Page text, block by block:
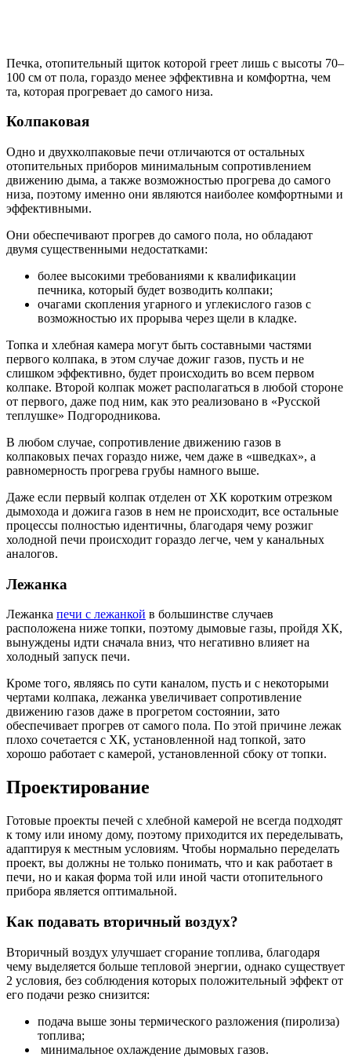
Печка, отопительный щиток которой греет лишь с высоты 70–
100 см от пола, гораздо менее эффективна и комфортна, чем
та, которая прогревает до самого низа.
Колпаковая
Одно и двухколпаковые печи отличаются от остальных
отопительных приборов минимальным сопротивлением
движению дыма, а также возможностью прогрева до самого
низа, поэтому именно они являются наиболее комфортными и
эффективными.
Они обеспечивают прогрев до самого пола, но обладают
двумя существенными недостатками:
более высокими требованиями к квалификации
печника, который будет возводить колпаки;
очагами скопления угарного и углекислого газов с
возможностью их прорыва через щели в кладке.
Топка и хлебная камера могут быть составными частями
первого колпака, в этом случае дожиг газов, пусть и не
слишком эффективно, будет происходить во всем первом
колпаке. Второй колпак может располагаться в любой стороне
от первого, даже под ним, как это реализовано в «Русской
теплушке» Подгородникова.
В любом случае, сопротивление движению газов в
колпаковых печах гораздо ниже, чем даже в «шведках», а
равномерность прогрева грубы намного выше.
Даже если первый колпак отделен от ХК коротким отрезком
дымохода и дожига газов в нем не происходит, все остальные
процессы полностью идентичны, благодаря чему розжиг
холодной печи происходит гораздо легче, чем у канальных
аналогов.
Лежанка
Лежанка печи с лежанкой в большинстве случаев
расположена ниже топки, поэтому дымовые газы, пройдя ХК,
вынуждены идти сначала вниз, что негативно влияет на
холодный запуск печи.
Кроме того, являясь по сути каналом, пусть и с некоторыми
чертами колпака, лежанка увеличивает сопротивление
движению газов даже в прогретом состоянии, зато
обеспечивает прогрев от самого пола. По этой причине лежак
плохо сочетается с ХК, установленной над топкой, зато
хорошо работает с камерой, установленной сбоку от топки.
Проектирование
Готовые проекты печей с хлебной камерой не всегда подходят
к тому или иному дому, поэтому приходится их переделывать,
адаптируя к местным условиям. Чтобы нормально переделать
проект, вы должны не только понимать, что и как работает в
печи, но и какая форма той или иной части отопительного
прибора является оптимальной.
Как подавать вторичный воздух?
Вторичный воздух улучшает сгорание топлива, благодаря
чему выделяется больше тепловой энергии, однако существует
2 условия, без соблюдения которых положительный эффект от
его подачи резко снизится:
подача выше зоны термического разложения (пиролиза)
топлива;
минимальное охлаждение дымовых газов.